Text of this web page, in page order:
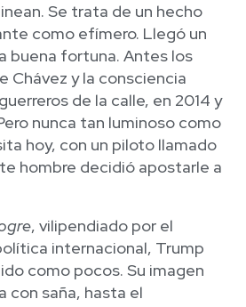
Se trata de un hecho
como efímero. Llegó un
buena fortuna. Antes los
Chávez y la consciencia
de la calle, en 2014 y
nunca tan luminoso como
hoy, con un piloto llamado
hombre decidió apostarle a
, vilipendiado por el
internacional, Trump
como pocos. Su imagen
con saña, hasta el